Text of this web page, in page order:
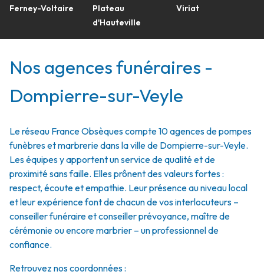
Ferney-Voltaire
Plateau
d'Hauteville
Viriat
Nos agences funéraires -
Dompierre-sur-Veyle
Le réseau France Obsèques compte 10 agences de pompes
funèbres et marbrerie dans la ville de Dompierre-sur-Veyle.
Les équipes y apportent un service de qualité et de
proximité sans faille. Elles prônent des valeurs fortes :
respect, écoute et empathie. Leur présence au niveau local
et leur expérience font de chacun de vos interlocuteurs –
conseiller funéraire et conseiller prévoyance, maître de
cérémonie ou encore marbrier – un professionnel de
confiance.
Retrouvez nos coordonnées :